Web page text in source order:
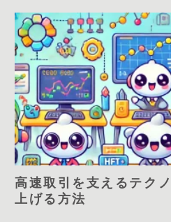
高速取引を支えるテク
上げる方法